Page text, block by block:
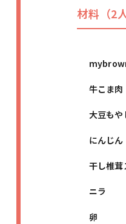
材料（2
牛こま肉
大豆もや
にんじん
干し椎茸
ニラ
卵